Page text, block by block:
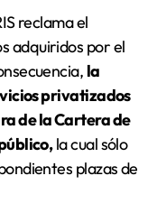
reclama el
adquiridos por el
la
privatizados
de la Cartera de
la cual sólo
plazas de